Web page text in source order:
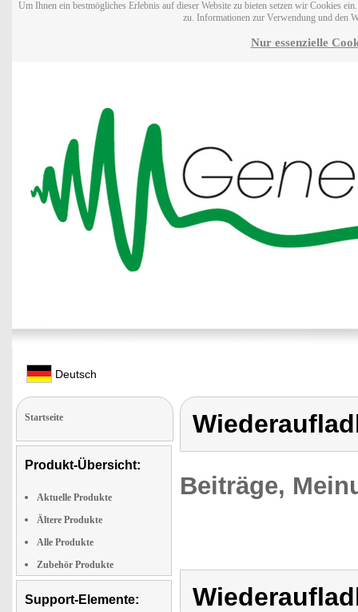
Um Ihnen ein bestmögliches Erlebnis auf dieser Website zu bieten setzen wir Cookies
zu. Informationen zur Verwendung und den
Nur essenzielle
Deutsch
Startseite
Produkt-Übersicht:
Aktuelle Produkte
Ältere Produkte
Alle Produkte
Zubehör Produkte
Support-Elemente:
Beiträge,